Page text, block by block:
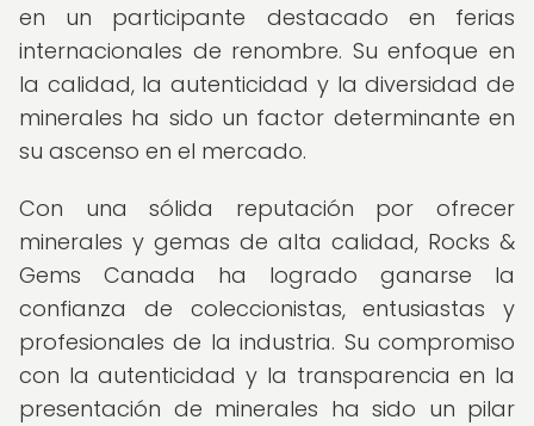
en un participante destacado en ferias
internacionales de renombre. Su enfoque en
la calidad, la autenticidad y la diversidad de
minerales ha sido un factor determinante en
su ascenso en el mercado.
Con una sólida reputación por ofrecer
minerales y gemas de alta calidad, Rocks &
Gems Canada ha logrado ganarse la
confianza de coleccionistas, entusiastas y
profesionales de la industria. Su compromiso
con la autenticidad y la transparencia en la
presentación de minerales ha sido un pilar